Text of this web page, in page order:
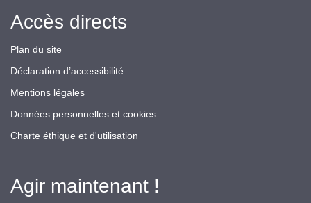
Accès directs
Plan du site
Déclaration d’accessibilité
Mentions légales
Données personnelles et cookies
Charte éthique et d'utilisation
Agir maintenant !